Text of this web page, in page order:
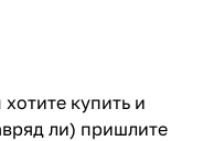
купить и
ли) пришлите